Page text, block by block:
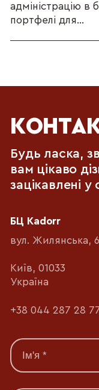
адміністрацію в
портфелі для...
Будь ласка,
вам цікаво
зацікавлені у
БЦ Kadorr
вул. Жилянська,
Київ, 01033
Україна
+38 044 287 28